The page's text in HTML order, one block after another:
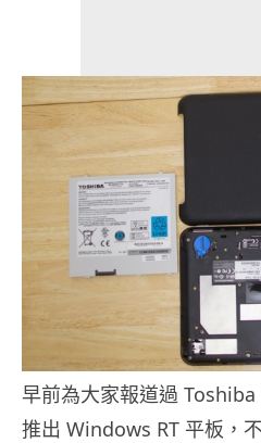
早前為大家報道過
推出 Windows RT 平板，